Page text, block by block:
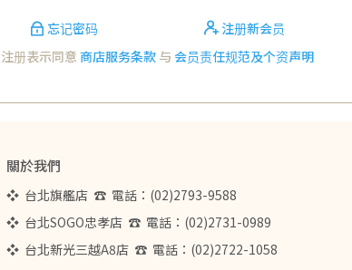
忘记密码
注册新会员
注册表示同意 商店服务条款与 会员责任规范及个资声明
關於我們
❖  台北旗艦店  ☎  電話：(02)2793-9588
❖  台北SOGO忠孝店  ☎  電話：(02)2731-0989
❖  台北新光三越A8店  ☎  電話：(02)2722-1058